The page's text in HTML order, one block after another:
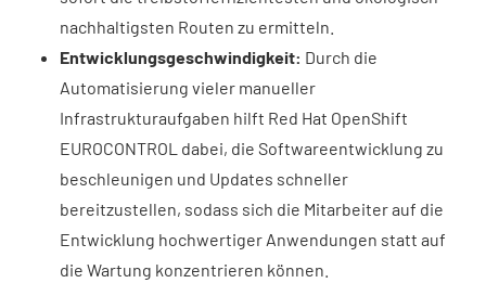
nachhaltigsten Routen zu ermitteln.
Entwicklungsgeschwindigkeit: Durch die
Automatisierung vieler manueller
Infrastrukturaufgaben hilft Red Hat OpenShift
EUROCONTROL dabei, die Softwareentwicklung zu
beschleunigen und Updates schneller
bereitzustellen, sodass sich die Mitarbeiter auf die
Entwicklung hochwertiger Anwendungen statt auf
die Wartung konzentrieren können.